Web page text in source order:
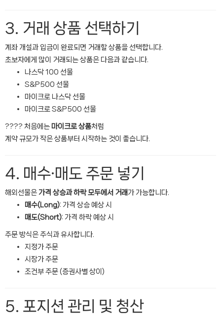
3. 거래 상품 선택하기
계좌 개설과 입금이 완료되면 거래할 상품을 선택합니다.
초보자에게 많이 거래되는 상품은 다음과 같습니다.
나스닥 100 선물
S&P500 선물
마이크로 나스닥 선물
마이크로 S&P500 선물
???? 처음에는 마이크로 상품처럼
계약 규모가 작은 상품부터 시작하는 것이 좋습니다.
4. 매수·매도 주문 넣기
해외선물은 가격 상승과 하락 모두에서 거래가 가능합니다.
매수(Long): 가격 상승 예상 시
매도(Short): 가격 하락 예상 시
주문 방식은 주식과 유사합니다.
지정가 주문
시장가 주문
조건부 주문 (증권사별 상이)
5. 포지션 관리 및 청산